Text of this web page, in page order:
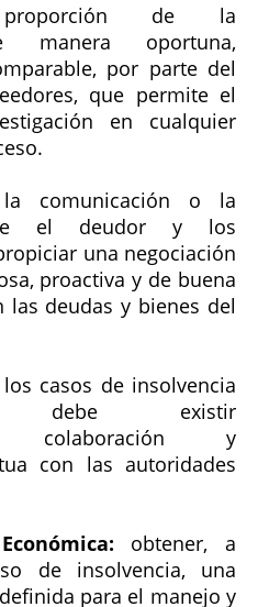
de la
manera oportuna,
por parte del
que permite el
en cualquier
la comunicación o la
el deudor y los
una negociación
proactiva y de buena
deudas y bienes del
casos de insolvencia
debe existir
colaboración y
con las autoridades
obtener, a
de insolvencia, una
para el manejo y